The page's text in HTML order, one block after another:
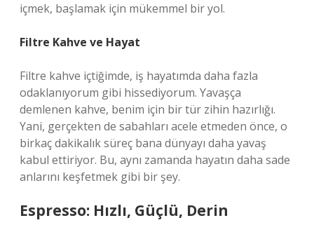
içmek, başlamak için mükemmel bir yol.
Filtre Kahve ve Hayat
Filtre kahve içtiğimde, iş hayatımda daha fazla
odaklanıyorum gibi hissediyorum. Yavaşça
demlenen kahve, benim için bir tür zihin hazırlığı.
Yani, gerçekten de sabahları acele etmeden önce, o
birkaç dakikalık süreç bana dünyayı daha yavaş
kabul ettiriyor. Bu, aynı zamanda hayatın daha sade
anlarını keşfetmek gibi bir şey.
Espresso: Hızlı, Güçlü, Derin